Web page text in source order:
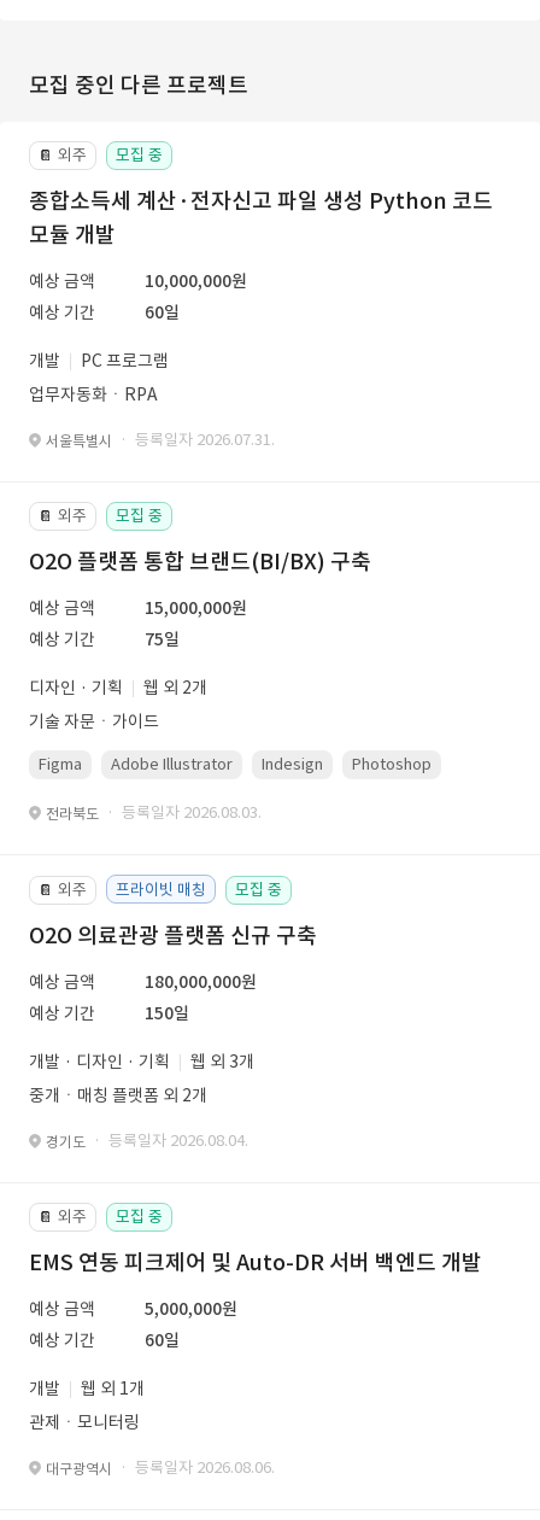
모집 중인 다른 프로젝트
📔 외주 모집 중
종합소득세 계산·전자신고 파일 생성 Python 코드
모듈 개발
예상 금액
10,000,000원
예상 기간
60일
개발
PC 프로그램
업무자동화ㆍRPA
서울특별시 · 등록일자 2026.07.31.
📔 외주 모집 중
O2O 플랫폼 통합 브랜드(BI/BX) 구축
예상 금액
15,000,000원
예상 기간
75일
디자인 · 기획
웹 외 2개
기술 자문ㆍ가이드
Figma Adobe Illustrator Indesign Photoshop
전라북도 · 등록일자 2026.08.03.
📔 외주 프라이빗 매칭 모집 중
O2O 의료관광 플랫폼 신규 구축
예상 금액
180,000,000원
예상 기간
150일
개발 · 디자인 · 기획
웹 외 3개
중개ㆍ매칭 플랫폼 외 2개
경기도 · 등록일자 2026.08.04.
📔 외주 모집 중
EMS 연동 피크제어 및 Auto-DR 서버 백엔드 개발
예상 금액
5,000,000원
예상 기간
60일
개발
웹 외 1개
관제ㆍ모니터링
대구광역시 · 등록일자 2026.08.06.